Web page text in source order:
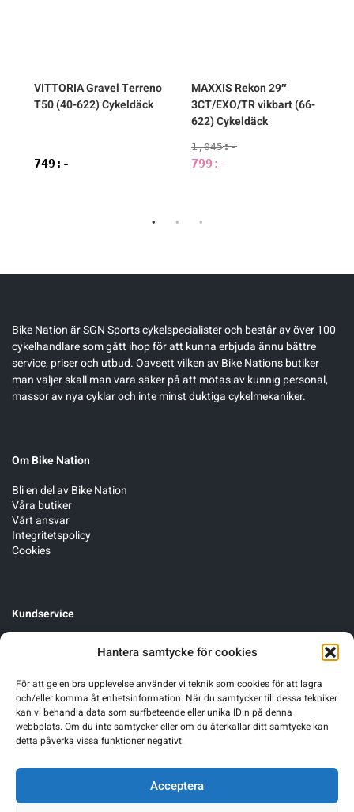
Hantera samtycke för cookies
För att ge en bra upplevelse använder vi teknik som cookies för att lagra
och/eller komma åt enhetsinformation. När du samtycker till dessa tekniker
kan vi behandla data som surfbeteende eller unika ID:n på denna
webbplats. Om du inte samtycker eller om du återkallar ditt samtycke kan
detta påverka vissa funktioner negativt.
Acceptera
VITTORIAGravel Terreno
T50 (40-622) Cykeldäck
749 :-
MAXXIS Rekon 29″
3CT/EXO/TR vikbart (66-
622) Cykeldäck
1,045:-
799 :-
priset
Bike Nationär SGN Sports cykelspecialister och består av över 100
cykelhandlare som gått ihop för att kunna erbjuda ännu bättre
service, priser och utbud. Oavsett vilken av Bike Nations butiker
man väljer skall man vara säker på att mötas av kunnig personal,
massor av nya cyklar och inte minst duktiga cykelmekaniker.
Om Bike Nation
Bli en del av Bike Nation
Våra butiker
Vårt ansvar
Integritetspolicy
Cookies
Kundservice